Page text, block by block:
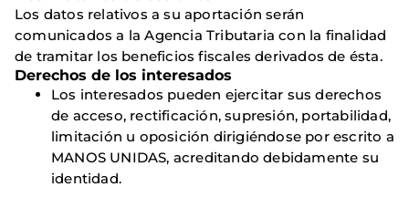
Los datos relativos a su aportación serán
comunicados a la Agencia Tributaria con la finalidad
de tramitar los beneficios fiscales derivados de ésta.
Derechos de los interesados
Los interesados pueden ejercitar sus derechos
de acceso, rectificación, supresión, portabilidad,
limitación u oposición dirigiéndose por escrito a
MANOS UNIDAS, acreditando debidamente su
identidad.